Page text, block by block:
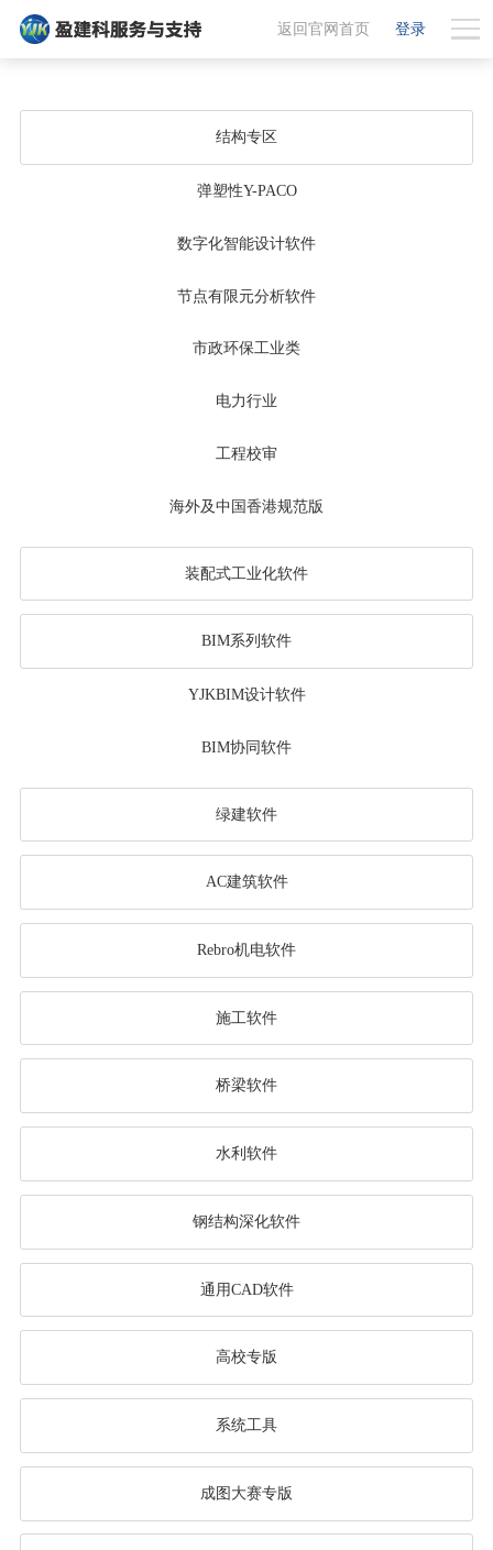
登录
返回官网首页
结构专区
弹塑性Y-PACO
数字化智能设计软件
节点有限元分析软件
市政环保工业类
电力行业
工程校审
海外及中国香港规范版
装配式工业化软件
BIM系列软件
YJKBIM设计软件
BIM协同软件
绿建软件
AC建筑软件
Rebro机电软件
施工软件
桥梁软件
水利软件
钢结构深化软件
通用CAD软件
高校专版
系统工具
成图大赛专版